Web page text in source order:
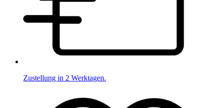
Zustellung in 2 Werktagen.